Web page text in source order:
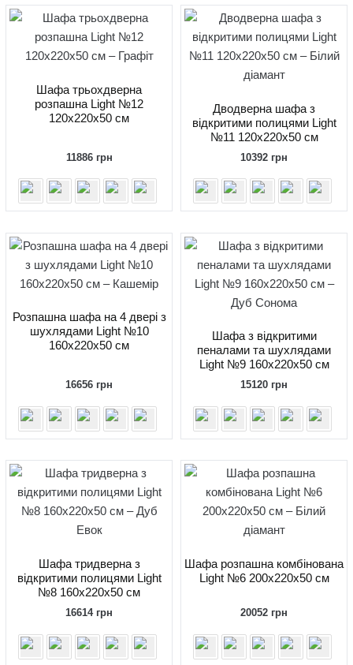
Шафа трьохдверна
розпашна Light №12
120x220x50 см
11886 грн
Дводверна шафа з
відкритими полицями Light
№11 120x220x50 см
10392 грн
Розпашна шафа на 4 двері з
шухлядами Light №10
160x220x50 см
16656 грн
Шафа з відкритими
пеналами та шухлядами
Light №9 160x220x50 см
15120 грн
Шафа тридверна з
відкритими полицями Light
№8 160х220х50 см
16614 грн
Шафа розпашна комбінована
Light №6 200x220x50 см
20052 грн